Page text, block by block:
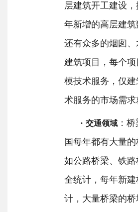
层建筑开工建设
年新增的高层建筑
还有众多的烟囱
建筑项目，每个
模技术服务，仅
术服务的市场需求
· 交通领域：桥
国每年都有大量的
如公路桥梁、铁
全统计，每年新
计，大量桥梁的